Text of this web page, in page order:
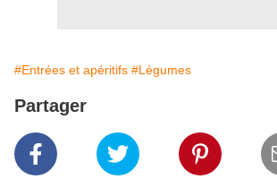
#Entrées et apéritifs #Légumes
Partager